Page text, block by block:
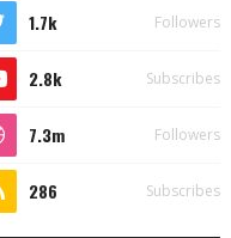
1.7k Followers
2.8k Subscribes
7.3m Followers
286 Subscribes